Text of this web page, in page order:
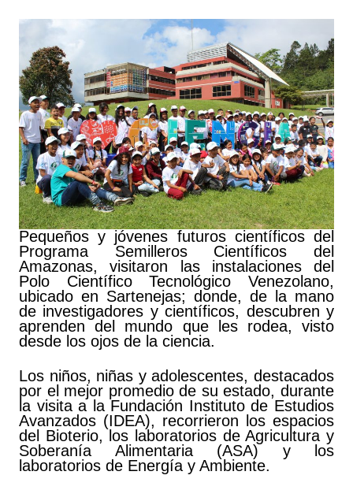
Pequeños y jóvenes futuros científicos del
Programa Semilleros Científicos del
Amazonas, visitaron las instalaciones del
Polo Científico Tecnológico Venezolano,
ubicado en Sartenejas; donde, de la mano
de investigadores y científicos, descubren y
aprenden del mundo que les rodea, visto
desde los ojos de la ciencia.
Los niños, niñas y adolescentes, destacados
por el mejor promedio de su estado, durante
la visita a la Fundación Instituto de Estudios
Avanzados (IDEA), recorrieron los espacios
del Bioterio, los laboratorios de Agricultura y
Soberanía Alimentaria (ASA) y los
laboratorios de Energía y Ambiente.